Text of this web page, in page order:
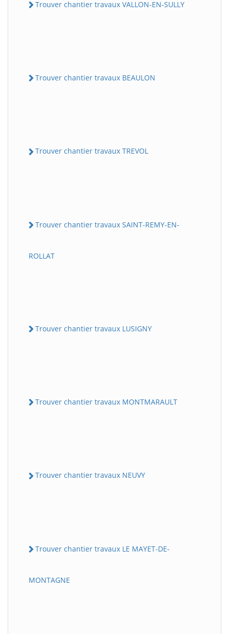
Trouver chantier travaux VALLON-EN-SULLY
Trouver chantier travaux BEAULON
Trouver chantier travaux TREVOL
Trouver chantier travaux SAINT-REMY-EN-
ROLLAT
Trouver chantier travaux LUSIGNY
Trouver chantier travaux MONTMARAULT
Trouver chantier travaux NEUVY
Trouver chantier travaux LE MAYET-DE-
MONTAGNE